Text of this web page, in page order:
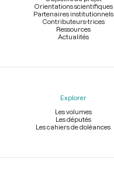
Orientations scientifiques
Partenaires institutionnels
Contributeurs-trices
Ressources
Actualités
Explorer
Les volumes
Les députés
Les cahiers de doléances